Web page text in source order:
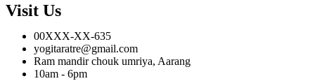
Visit Us
00XXX-XX-635
yogitaratre@gmail.com
Ram mandir chouk umriya, Aarang
10am - 6pm